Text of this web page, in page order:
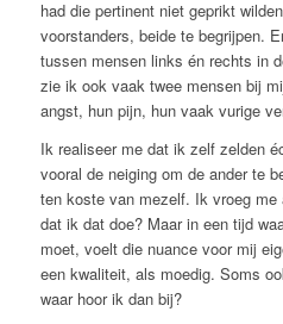
had die pertinent niet geprikt
voorstanders, beide te begrijpen.
tussen mensen links én rechts in
zie ik ook vaak twee mensen bij
angst, hun pijn, hun vaak vurige
Ik realiseer me dat ik zelf zelden
vooral de neiging om de ander te
ten koste van mezelf. Ik vroeg
dat ik dat doe? Maar in een tijd
moet, voelt die nuance voor mij
een kwaliteit, als moedig. Soms
waar hoor ik dan bij?